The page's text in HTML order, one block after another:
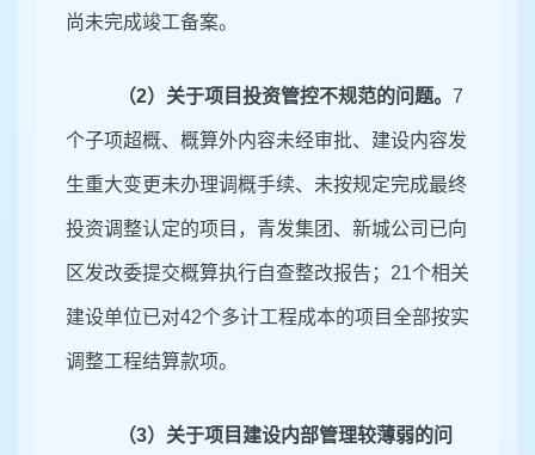
尚未完成竣工备案。
（2）关于项目投资管控不规范的问题。 7
个子项超概、概算外内容未经审批、建设内容发
生重大变更未办理调概手续、未按规定完成最终
投资调整认定的项目， 青发集团、新城公司 已向
区发改委提交概算执行自查整改报告； 21个相关
建设单位已对42个多计工程成本的项目全部按实
调整工程结算款项。
（3）关于项目建设内部管理较薄弱的问